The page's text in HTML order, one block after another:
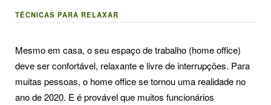
TÉCNICAS PARA RELAXAR
Mesmo em casa, o seu espaço de trabalho (home office)
deve ser confortável, relaxante e livre de interrupções. Para
muitas pessoas, o home office se tornou uma realidade no
ano de 2020. E é provável que muitos funcionários